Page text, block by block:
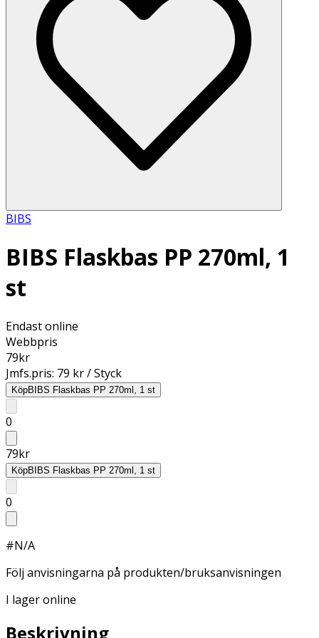
BIBS
BIBS Flaskbas PP 270ml, 1
st
Endast online
Webbpris
79kr
Jmfs.pris: 79 kr / Styck
KöpBIBS Flaskbas PP 270ml, 1 st
0
79kr
KöpBIBS Flaskbas PP 270ml, 1 st
0
#N/A
Följ anvisningarna på produkten/bruksanvisningen
I lager online
Beskrivning